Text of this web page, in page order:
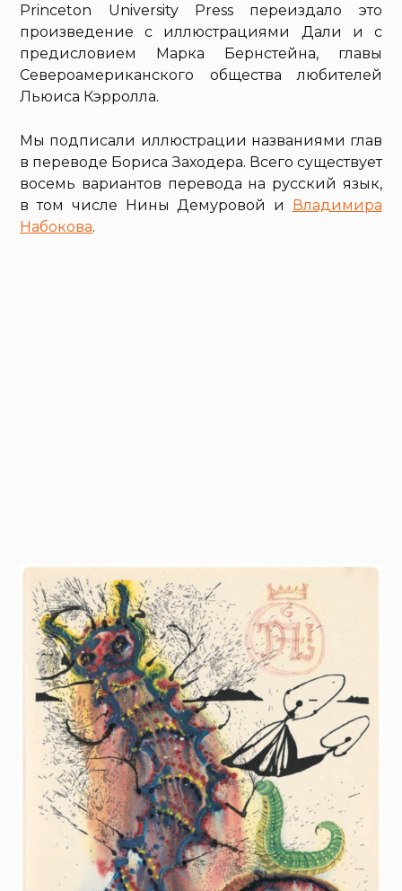
Princeton University Press переиздало это
произведение с иллюстрациями Дали и с
предисловием Марка Бернстейна, главы
Североамериканского общества любителей
Льюиса Кэрролла.
Мы подписали иллюстрации названиями глав
в переводе Бориса Заходера. Всего существует
восемь вариантов перевода на русский язык,
в том числе Нины Демуровой и
Владимира
Набокова.